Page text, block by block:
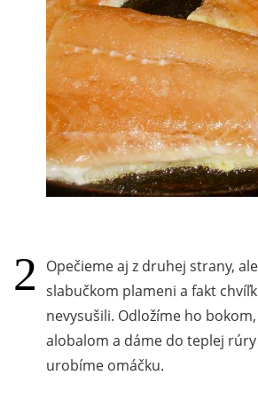
Opečieme aj z druhej strany,
slabučkom plameni a fakt
nevysušili. Odložíme ho
alobalom a dáme do teplej
urobíme omáčku.